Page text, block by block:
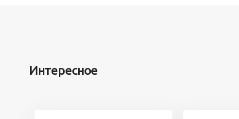
Интересное